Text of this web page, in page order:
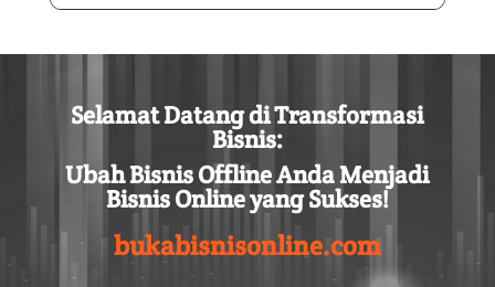
SelamatDatangdiTransformasi
Bisnis:
UbahBisnisOfflineAndaMenjadi
BisnisOnlineyangSukses!
bukabisnisonline.com